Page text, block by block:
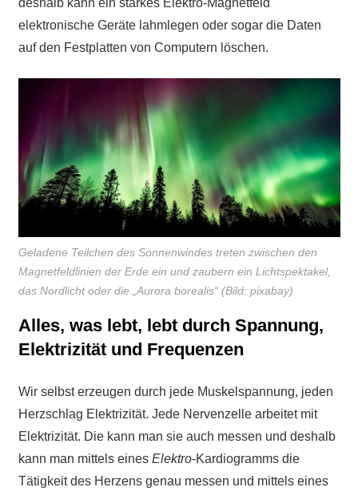
deshalb kann ein starkes Elektro-Magnetfeld
elektronische Geräte lahmlegen oder sogar die Daten
auf den Festplatten von Computern löschen.
Geladene Teilchen des Sonnenwindes treten zwischen den
Magnetfeldlinien der Erde ein und zaubern ein Lichtspektakel,
das Nordlicht oder die „Aurora borealis“ (Bild: pixabay)
Alles, was lebt, lebt durch Spannung,
Elektrizität und Frequenzen
Wir selbst erzeugen durch jede Muskelspannung, jeden
Herzschlag Elektrizität. Jede Nervenzelle arbeitet mit
Elektrizität. Die kann man sie auch messen und deshalb
kann man mittels eines Elektro-Kardiogramms die
Tätigkeit des Herzens genau messen und mittels eines